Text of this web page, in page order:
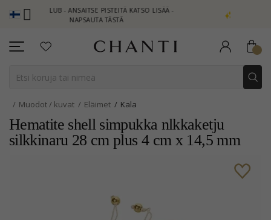
CLUB - ANSAITSE PISTEITÄ KATSO LISÄÄ -
NAPSAUTA TÄSTÄ
NEW COLLECTION |
Muodot / kuvat Eläimet Kala
Hematite shell simpukka nlkkaketju
silkkinaru 28 cm plus 4 cm x 14,5 mm